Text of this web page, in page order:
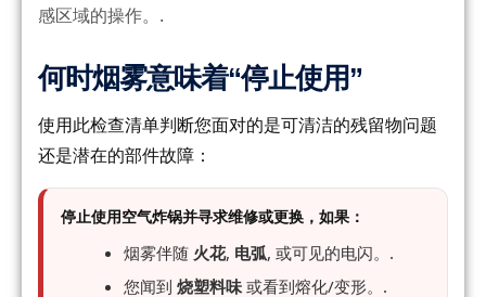
感区域的操作。.
何时烟雾意味着“停止使用”
使用此检查清单判断您面对的是可清洁的残留物问题
还是潜在的部件故障：
停止使用空气炸锅并寻求维修或更换，如果：
烟雾伴随 火花, 电弧, 或可见的电闪。.
您闻到 烧塑料味或看到熔化/变形。.